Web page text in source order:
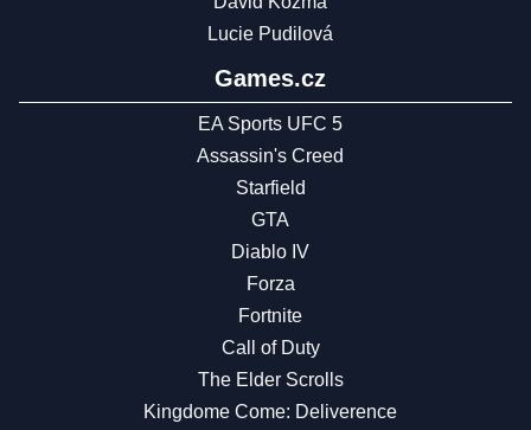
Lucie Pudilová
Games.cz
EA Sports UFC 5
Assassin's Creed
Starfield
GTA
Diablo IV
Forza
Fortnite
Call of Duty
The Elder Scrolls
Kingdome Come: Deliverence